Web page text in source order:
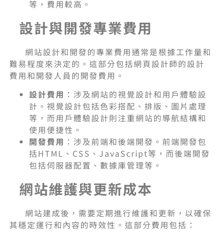
等，費用較高。
設計與開發專業費用
網站設計和開發的專業費用通常是根據工作量和
難易程度來決定的。這部分包括網頁設計師的設計
費用和開發人員的開發費用。
設計費用 ：涉及網站的視覺設計和用戶體驗設
計。視覺設計包括色彩搭配、排版、圖片處理
等，而用戶體驗設計則注重網站的導航結構和
使用便捷性。
開發費用 ：涉及前端和後端開發。前端開發包
括HTML、CSS、JavaScript等，而後端開發
包括伺服器配置、數據庫管理等。
網站維護與更新成本
網站建成後，需要定期進行維護和更新，以確保
其穩定運行和內容的時效性。這部分費用包括：